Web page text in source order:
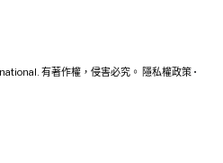
有著作權，侵害必究。 隱私權政策 •